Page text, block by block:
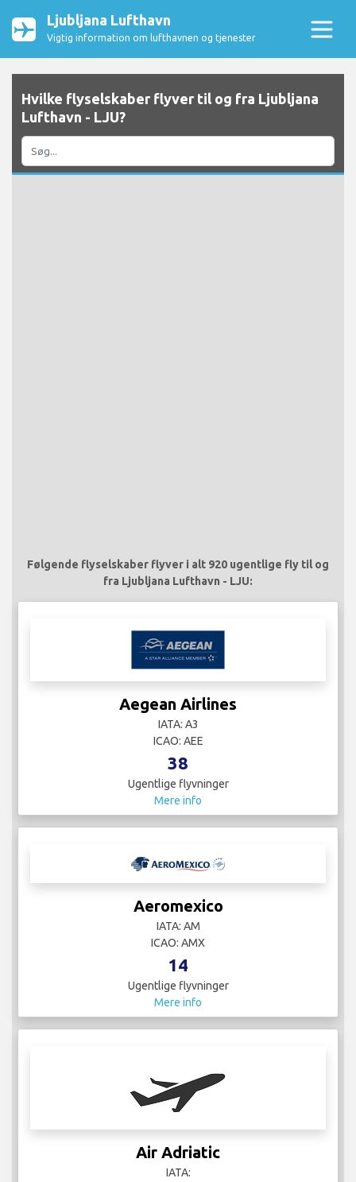
Ljubljana Lufthavn
Vigtig information om lufthavnen og tjenester
Hvilke flyselskaber flyver til og fra Ljubljana
Lufthavn - LJU?
Følgende flyselskaber flyver i alt 920 ugentlige fly til og
fra Ljubljana Lufthavn - LJU:
Aegean Airlines
IATA: A3
ICAO: AEE
38
Ugentlige flyvninger
Mere info
Aeromexico
IATA: AM
ICAO: AMX
14
Ugentlige flyvninger
Mere info
Air Adriatic
IATA: